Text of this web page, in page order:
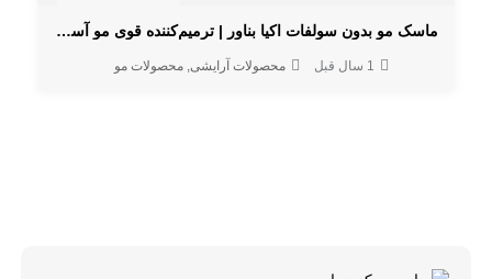
ماسک مو بدون سولفات اکیا بناور | ترمیم‌کننده قوی مو آسیب‌دیده
1 سال قبل محصولات آرایشی محصولات مو